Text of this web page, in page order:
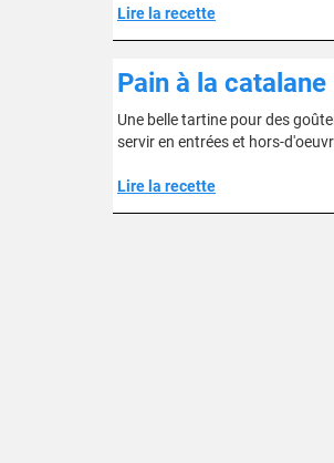
Lire la recette
Pain à la catalane
Une belle tartine pour des
servir en entrées et hors-
Lire la recette